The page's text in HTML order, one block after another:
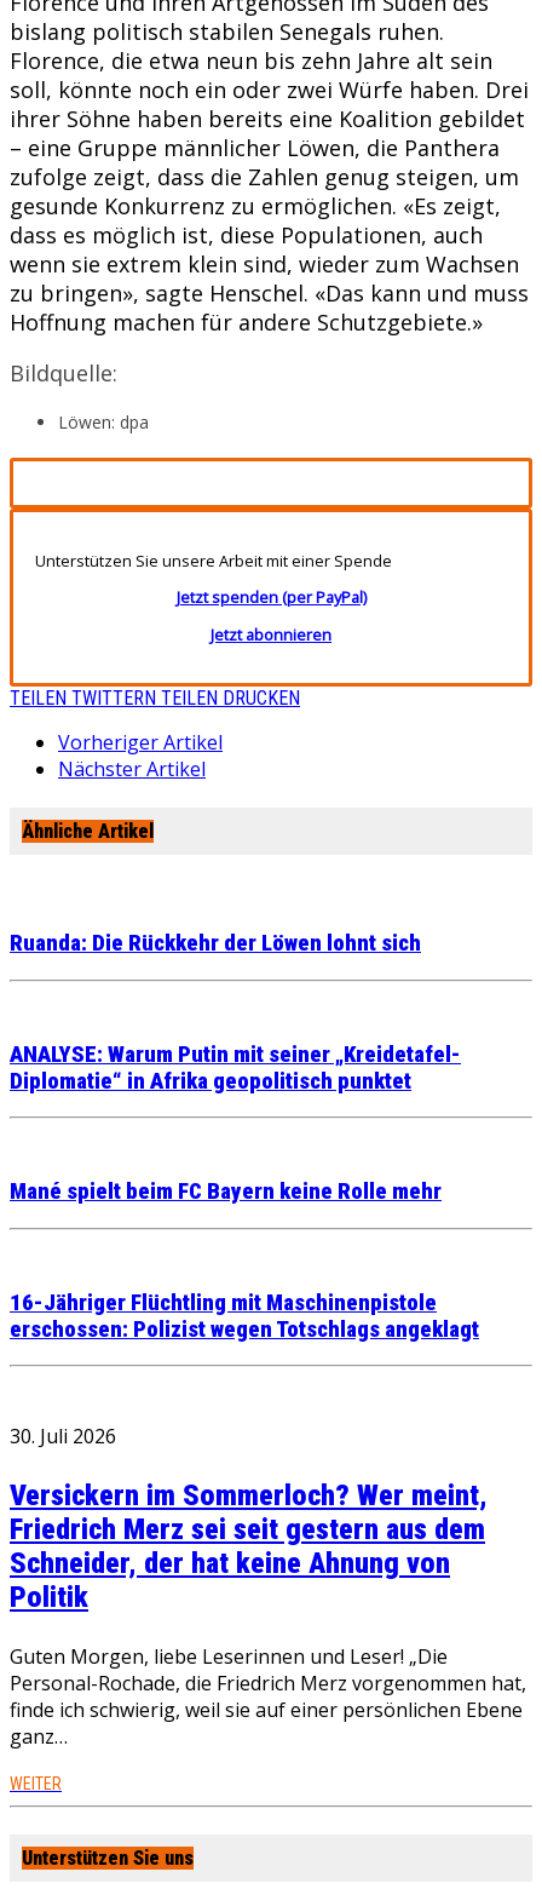
bislang politisch stabilen Senegals ruhen.
Florence, die etwa neun bis zehn Jahre alt sein
soll, könnte noch ein oder zwei Würfe haben. Drei
ihrer Söhne haben bereits eine Koalition gebildet
– eine Gruppe männlicher Löwen, die Panthera
zufolge zeigt, dass die Zahlen genug steigen, um
gesunde Konkurrenz zu ermöglichen. «Es zeigt,
dass es möglich ist, diese Populationen, auch
wenn sie extrem klein sind, wieder zum Wachsen
zu bringen», sagte Henschel. «Das kann und muss
Hoffnung machen für andere Schutzgebiete.»
Bildquelle:
Löwen: dpa
Unterstützen Sie unsere Arbeit mit einer Spende
Jetzt spenden (per PayPal)
Jetzt abonnieren
TEILEN TWITTERN TEILEN DRUCKEN
Vorheriger Artikel
Nächster Artikel
Ähnliche Artikel
Ruanda: Die Rückkehr der Löwen lohnt sich
ANALYSE: Warum Putin mit seiner „Kreidetafel-
Diplomatie“ in Afrika geopolitisch punktet
Mané spielt beim FC Bayern keine Rolle mehr
16-Jähriger Flüchtling mit Maschinenpistole
erschossen: Polizist wegen Totschlags angeklagt
30. Juli 2026
Versickern im Sommerloch? Wer meint,
Friedrich Merz sei seit gestern aus dem
Schneider, der hat keine Ahnung von
Politik
Guten Morgen, liebe Leserinnen und Leser! „Die
Personal-Rochade, die Friedrich Merz vorgenommen hat,
finde ich schwierig, weil sie auf einer persönlichen Ebene
ganz…
WEITER
Unterstützen Sie uns